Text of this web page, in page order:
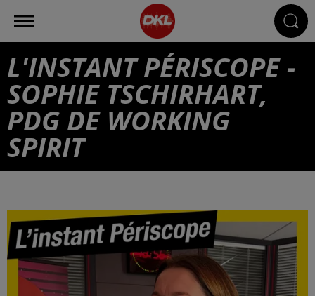
L'INSTANT PÉRISCOPE -
SOPHIE TSCHIRHART,
PDG DE WORKING
SPIRIT